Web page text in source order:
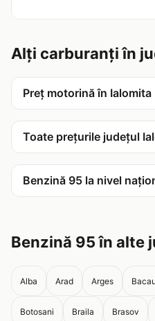
Alți carburanți în
Preț motorină în Ialomita
Toate prețurile județul
Benzină 95 la nivel
Benzină 95 în alte
Alba Arad Arges Bacau
Botosani Braila Brasov